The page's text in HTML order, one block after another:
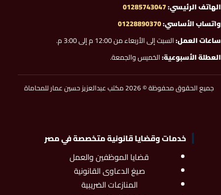
الهاتف الرئيسي:01285743047
واتساب الأساسي:01228890370
ساعات العمل:السبت إلى الأربعاء من 12:00 م إلى 3:00 م.
العطلة الأسبوعية:الخميس والجمعة.
جميع الحقوق محفوظة © 2026 مكتب عبدالعزيز حسين عمار للمحاماة
خدمات وقضايا قانونية متخصصة في مصر
قضايا الموظفين والعمل
صيغ الدعاوى القانونية
المنازعات الضريبية